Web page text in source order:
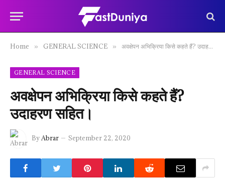
Home » GENERAL SCIENCE » अवक्षेपन अभिक्रिया किसे कहते हैं? उदाहरण सहित।
GENERAL SCIENCE
अवक्षेपन अभिक्रिया किसे कहते हैं?
उदाहरण सहित।
ByAbrar September 22, 2020